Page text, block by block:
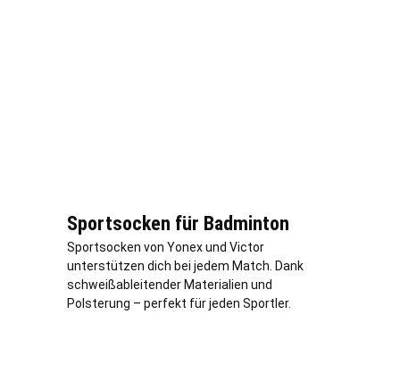
Sportsocken für Badminton
Sportsocken von Yonex und Victor
unterstützen dich bei jedem Match. Dank
schweißableitender Materialien und
Polsterung – perfekt für jeden Sportler.